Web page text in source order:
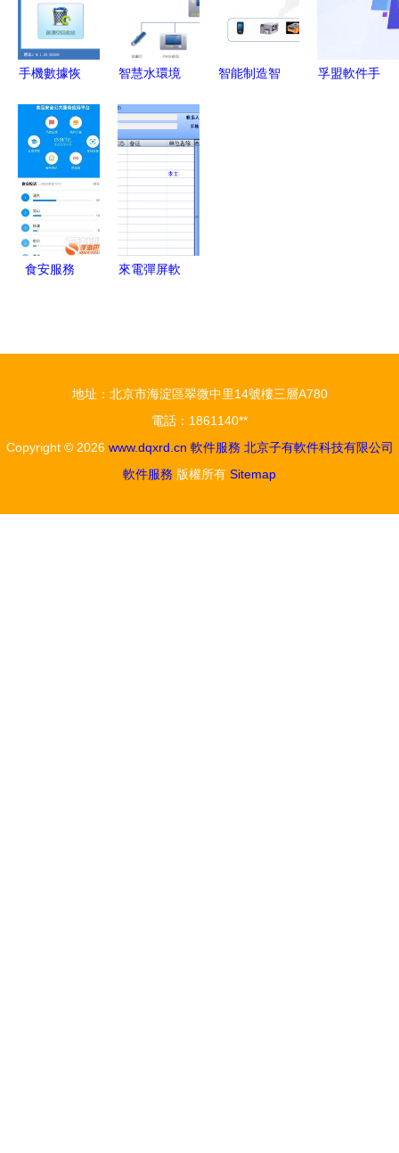
19496328
助力高效設
計
能化解決方
手機數據恢
字時代
的“后悔
藥”與選擇
指南
智慧水環境
應用軟件引
領水務管理
新篇章
智能制造智
孚盟軟件手
食安服務
來電彈屏軟
地址：北京市海淀區翠微中里14號樓三層A780
電話：1861140**
Copyright © 2026 www.dqxrd.cn 軟件服務 北京子有軟件科技有限公司
軟件服務 版權所有 Sitemap